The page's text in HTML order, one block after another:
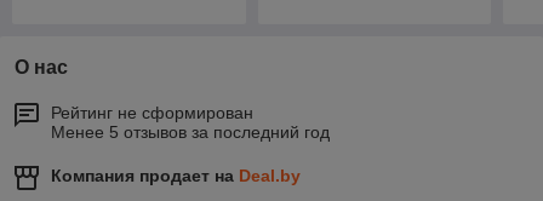
О нас
Рейтинг не сформирован
Менее 5 отзывов за последний год
Компания продает на Deal.by